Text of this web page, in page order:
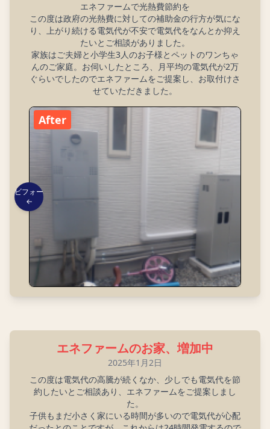
エネファームで光熱費節約を
この度は政府の光熱費に対しての補助金の行方が気にな
り、上がり続ける電気代が不安で電気代をなんとか抑え
たいとご相談がありました。
家族はご夫婦と小学生3人のお子様とペットのワンちゃ
んのご家庭。お伺いしたところ、月平均の電気代が2万
ぐらいでしたのでエネファームをご提案し、お取付けさ
せていただきました。
ビフォー
←
After
エネファームのお家、増加中
2025年1月2日
この度は電気代の高騰が続くなか、少しでも電気代を節
約したいとご相談あり、エネファームをご提案しまし
た。
子供もまだ小さく家にいる時間が多いので電気代が心配